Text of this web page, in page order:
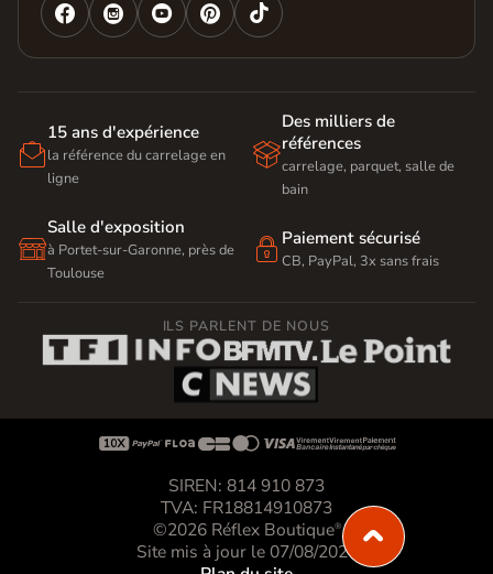
   

15 ans d'expérience
la référence du carrelage en
ligne

Des milliers de
références
carrelage, parquet, salle de
bain

Salle d'exposition
à Portet-sur-Garonne, près de
Toulouse
 Paiement sécurisé
CB, PayPal, 3x sans frais
ILS PARLENT DE NOUS

SIREN: 814 910 873
TVA: FR18814910873
©2026 Réflex Boutique®
Site mis à jour le 07/08/2026